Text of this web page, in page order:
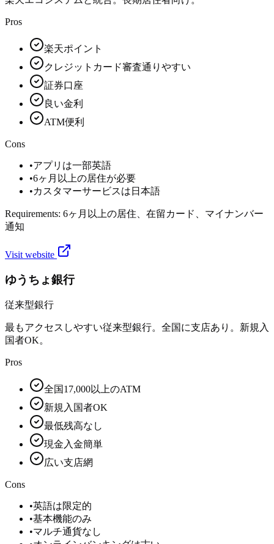
Pros
楽天ポイント
クレジットカード審査通りやすい
証券口座
良い金利
ATM便利
Cons
•アプリは一部英語
•6ヶ月以上の居住が必要
•カスタマーサービスは日本語
Requirements: 6ヶ月以上の居住、在留カード、マイナンバー
通知
Visit website
ゆうちょ銀行
従来型銀行
最もアクセスしやすい従来型銀行。全国に支店あり。新規入
国者OK。
Pros
全国17,000以上のATM
新規入国者OK
最低残高なし
現金入金簡単
広い支店網
Cons
•英語は限定的
•基本機能のみ
•マルチ通貨なし